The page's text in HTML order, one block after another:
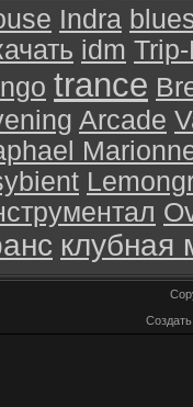
Indra
idm
trance
Arcade
клубная